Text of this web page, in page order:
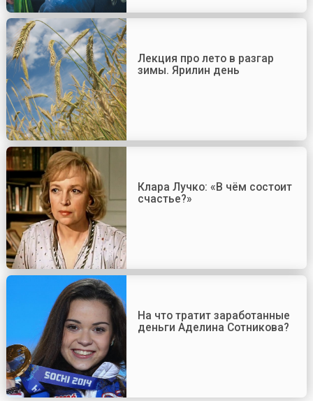
Лекция про лето в разгар
зимы. Ярилин день
Клара Лучко: «В чём состоит
счастье?»
На что тратит заработанные
деньги Аделина Сотникова?